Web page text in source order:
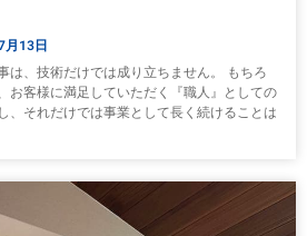
月13日
は、技術だけでは成り立ちません。 もちろ
お客様に満足していただく『職人』としての
、それだけでは事業として長く続けることは